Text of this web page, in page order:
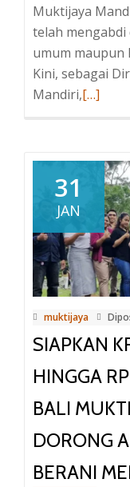
Muktijaya
telah
umum maupun
Kini, sebagai
Mandiri,Baca
Made
Mujana:
Tahun
Lebih
di
Kini
Bangga
Lewat
[…]
31
JAN
muktijaya
SIAPKAN
HINGGA
BALI
DORONG
BERANI